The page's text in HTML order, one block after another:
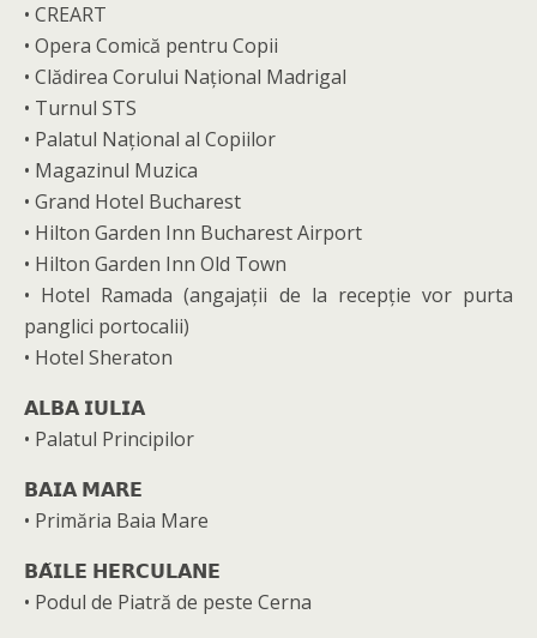
• CREART
• Opera Comică pentru Copii
• Clădirea Corului Național Madrigal
• Turnul STS
• Palatul Național al Copiilor
• Magazinul Muzica
• Grand Hotel Bucharest
• Hilton Garden Inn Bucharest Airport
• Hilton Garden Inn Old Town
• Hotel Ramada (angajații de la recepție vor purta
panglici portocalii)
• Hotel Sheraton
𝗔𝗟𝗕𝗔 𝗜𝗨𝗟𝗜𝗔
• Palatul Principilor
𝗕𝗔𝗜𝗔 𝗠𝗔𝗥𝗘
• Primăria Baia Mare
𝗕𝗔̆𝗜𝗟𝗘 𝗛𝗘𝗥𝗖𝗨𝗟𝗔𝗡𝗘
• Podul de Piatră de peste Cerna